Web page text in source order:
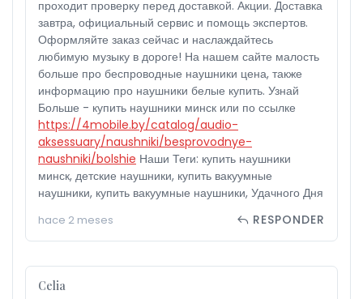
проходит проверку перед доставкой. Акции. Доставка
завтра, официальный сервис и помощь экспертов.
Оформляйте заказ сейчас и наслаждайтесь
любимую музыку в дороге! На нашем сайте малость
больше про беспроводные наушники цена, также
информацию про наушники белые купить. Узнай
Больше - купить наушники минск или по ссылке
https://4mobile.by/catalog/audio-
aksessuary/naushniki/besprovodnye-
naushniki/bolshie Наши Теги: купить наушники
минск, детские наушники, купить вакуумные
наушники, купить вакуумные наушники, Удачного Дня
hace 2 meses RESPONDER
Celia